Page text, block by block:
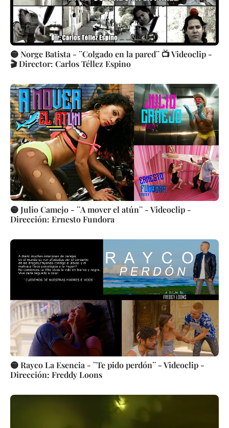
🟡 Norge Batista - ¨Colgado en la pared¨ 📺 Videoclip -
🎬 Director: Carlos Téllez Espino
🟡 Julio Camejo - ¨A mover el atún¨ - Videoclip -
Dirección: Ernesto Fundora
🟡 Rayco La Esencia - ¨Te pido perdón¨ - Videoclip -
Dirección: Freddy Loons